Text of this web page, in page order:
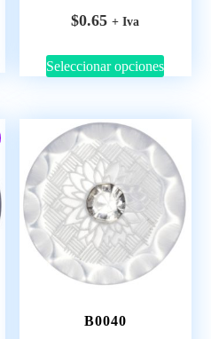
$0.65 + Iva
Seleccionar opciones
B0040